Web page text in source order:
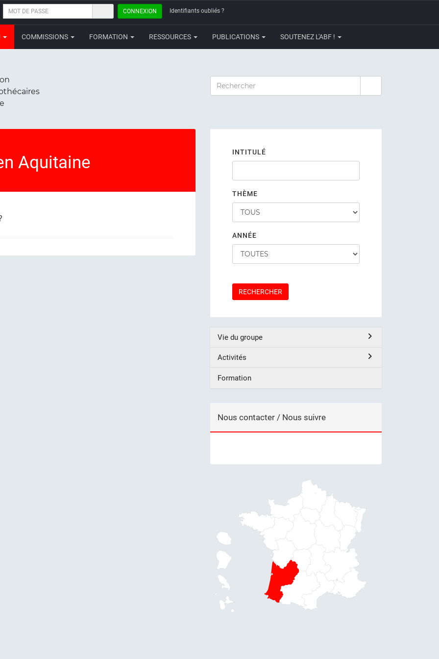
MOT
PASSE
CONNEXION Identifiants oubliés ?
COMMISSIONS FORMATION RESSOURCES PUBLICATIONS SOUTENEZ L'ABF !
RECHERCHER
Aquitaine
INTITULÉ
THÈME
ANNÉE
RECHERCHER
Vie du groupe
Activités
Formation
Nous contacter / Nous suivre